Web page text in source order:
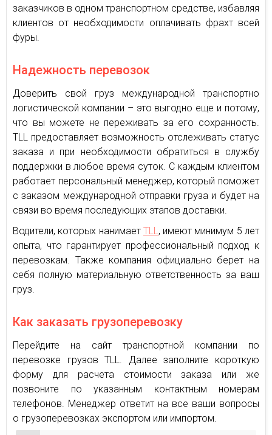
заказчиков в одном транспортном средстве, избавляя
клиентов от необходимости оплачивать фрахт всей
фуры.
Надежность перевозок
Доверить свой груз международной транспортно
логистической компании – это выгодно еще и потому,
что вы можете не переживать за его сохранность.
TLL предоставляет возможность отслеживать статус
заказа и при необходимости обратиться в службу
поддержки в любое время суток. С каждым клиентом
работает персональный менеджер, который поможет
с заказом международной отправки груза и будет на
связи во время последующих этапов доставки.
Водители, которых нанимает TLL , имеют минимум 5 лет
опыта, что гарантирует профессиональный подход к
перевозкам. Также компания официально берет на
себя полную материальную ответственность за ваш
груз.
Как заказать грузоперевозку
Перейдите на сайт транспортной компании по
перевозке грузов TLL. Далее заполните короткую
форму для расчета стоимости заказа или же
позвоните по указанным контактным номерам
телефонов. Менеджер ответит на все ваши вопросы
о грузоперевозках экспортом или импортом.